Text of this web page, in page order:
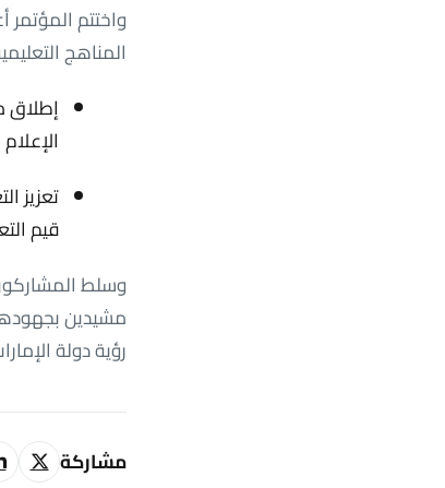
واختتم
المناهج
إطلاق
تعزيز
قيم
وسلط
مشيدين
رؤية دولة
مشاركة